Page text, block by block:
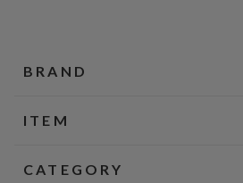
BRAND
ITEM
CATEGORY